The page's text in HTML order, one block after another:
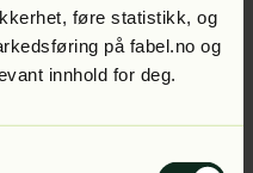
føre statistikk, og
på fabel.no og
innhold for deg.